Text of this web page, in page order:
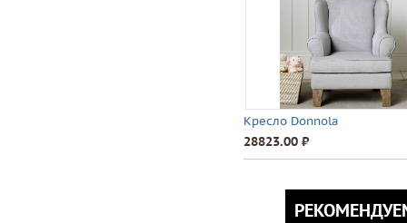
Кресло Donnola
28823.00 ⃏